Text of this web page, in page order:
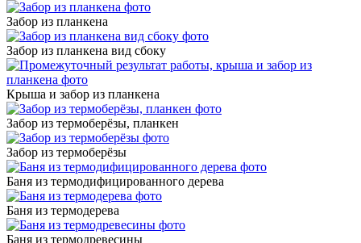
Забор из планкена
Забор из планкена вид сбоку
Крыша и забор из планкена
Забор из термоберёзы, планкен
Забор из термоберёзы
Баня из термодифицированного дерева
Баня из термодерева
Баня из термодревесины